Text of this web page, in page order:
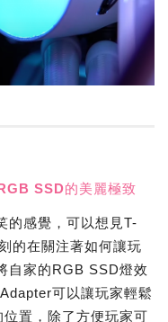
SSD的美麗極致
的感覺，可以想見T-
的在關注著如何讓玩
自家的RGB SSD燈效
可以讓玩家輕鬆
置，除了方便玩家可